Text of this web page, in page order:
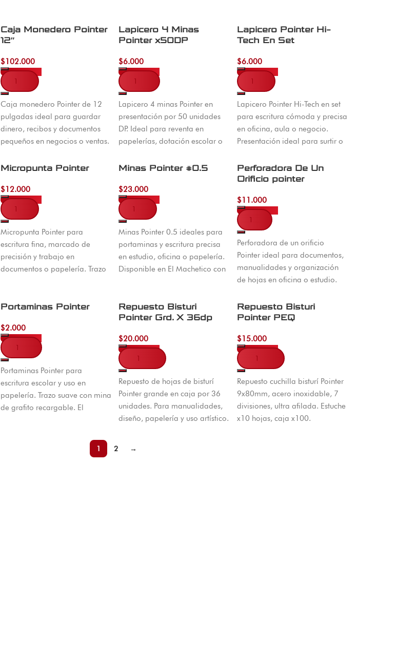
Caja Monedero Pointer
12″
$102.000
Añadir al carrito
Caja monedero Pointer de 12
pulgadas ideal para guardar
dinero, recibos y documentos
pequeños en negocios o ventas.
Lapicero 4 Minas
Pointer x50DP
$6.000
Añadir al carrito
Lapicero 4 minas Pointer en
presentación por 50 unidades
DP. Ideal para reventa en
papelerías, dotación escolar o
Colombia desde Cúcuta.
Lapicero Pointer Hi-
Tech En Set
$6.000
Añadir al carrito
Lapicero Pointer Hi-Tech en set
para escritura cómoda y precisa
en oficina, aula o negocio.
Presentación ideal para surtir o
Colombia.
Micropunta Pointer
$12.000
Añadir al carrito
Micropunta Pointer para
escritura fina, marcado de
precisión y trabajo en
documentos o papelería. Trazo
todo Colombia.
Minas Pointer #0.5
$23.000
Añadir al carrito
Minas Pointer 0.5 ideales para
portaminas y escritura precisa
en estudio, oficina o papelería.
Disponible en El Machetico con
Perforadora De Un
Orificio pointer
$11.000
Añadir al carrito
Perforadora de un orificio
Pointer ideal para documentos,
manualidades y organización
de hojas en oficina o estudio.
Portaminas Pointer
$2.000
Añadir al carrito
Portaminas Pointer para
escritura escolar y uso en
papelería. Trazo suave con mina
de grafito recargable. El
Repuesto Bisturi
Pointer Grd. X 36dp
$20.000
Añadir al carrito
Repuesto de hojas de bisturí
Pointer grande en caja por 36
unidades. Para manualidades,
diseño, papelería y uso artístico.
Repuesto Bisturi
Pointer PEQ
$15.000
Añadir al carrito
Repuesto cuchilla bisturí Pointer
9x80mm, acero inoxidable, 7
divisiones, ultra afilada. Estuche
x10 hojas, caja x100.
1 2 →